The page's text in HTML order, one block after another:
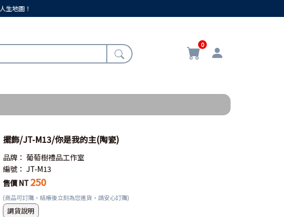
生地圖！
0
擺飾/JT-M13/你是我的主(陶瓷)
品牌：葡萄樹禮品工作室
編號：JT-M13
售價 NT250
(商品可訂購，結帳後立刻為您進貨，請安心訂購)
調貨說明